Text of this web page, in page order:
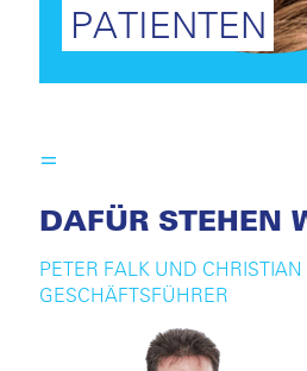
PATIENTEN
DAFÜR STEHEN
PETER FALK UND
GESCHÄFTSFÜHRER